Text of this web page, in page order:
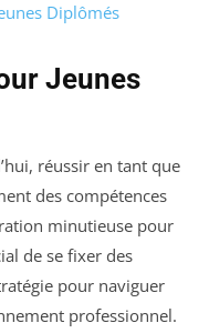
Diplômés
Jeunes
réussir en tant que
des compétences
minutieuse pour
de se fixer des
pour naviguer
professionnel.